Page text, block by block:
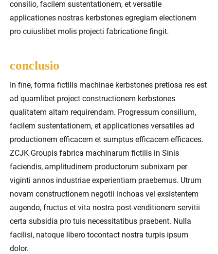
consilio, facilem sustentationem, et versatile
applicationes nostras kerbstones egregiam electionem
pro cuiuslibet molis projecti fabricatione fingit.
conclusio
In fine, forma fictilis machinae kerbstones pretiosa res est
ad quamlibet project constructionem kerbstones
qualitatem altam requirendam. Progressum consilium,
facilem sustentationem, et applicationes versatiles ad
productionem efficacem et sumptus efficacem efficaces.
ZCJK Groupis fabrica machinarum fictilis in Sinis
faciendis, amplitudinem productorum subnixam per
viginti annos industriae experientiam praebemus. Utrum
novam constructionem negotii inchoas vel exsistentem
augendo, fructus et vita nostra post-venditionem servitii
certa subsidia pro tuis necessitatibus praebent. Nulla
facilisi, natoque libero tocontact nostra turpis ipsum
dolor.